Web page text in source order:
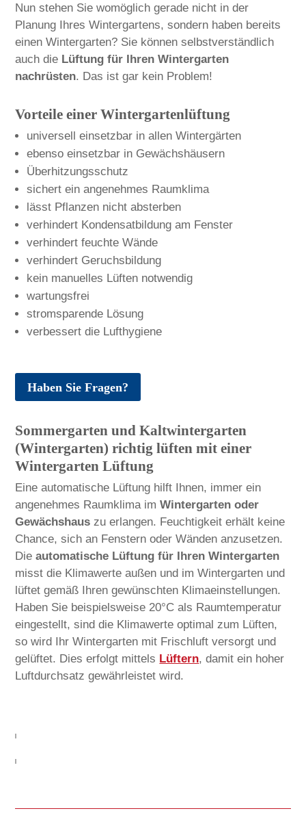
Nun stehen Sie womöglich gerade nicht in der
Planung Ihres Wintergartens, sondern haben bereits
einen Wintergarten? Sie können selbstverständlich
auch die Lüftung für Ihren Wintergarten
nachrüsten. Das ist gar kein Problem!
Vorteile einer Wintergartenlüftung
universell einsetzbar in allen Wintergärten
ebenso einsetzbar in Gewächshäusern
Überhitzungsschutz
sichert ein angenehmes Raumklima
lässt Pflanzen nicht absterben
verhindert Kondensatbildung am Fenster
verhindert feuchte Wände
verhindert Geruchsbildung
kein manuelles Lüften notwendig
wartungsfrei
stromsparende Lösung
verbessert die Lufthygiene
Haben Sie Fragen?
Sommergarten und Kaltwintergarten
(Wintergarten) richtig lüften mit einer
Wintergarten Lüftung
Eine automatische Lüftung hilft Ihnen, immer ein
angenehmes Raumklima imWintergarten oder
Gewächshaus zu erlangen. Feuchtigkeit erhält keine
Chance, sich an Fenstern oder Wänden anzusetzen.
Dieautomatische Lüftung für Ihren Wintergarten
misst die Klimawerte außen und im Wintergarten und
lüftet gemäß Ihren gewünschten Klimaeinstellungen.
Haben Sie beispielsweise 20°C als Raumtemperatur
eingestellt, sind die Klimawerte optimal zum Lüften,
so wird Ihr Wintergarten mit Frischluft versorgt und
gelüftet. Dies erfolgt mittels Lüftern, damit ein hoher
Luftdurchsatz gewährleistet wird.